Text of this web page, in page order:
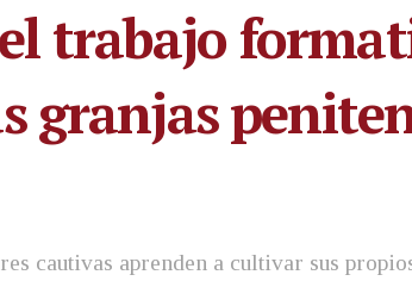
trabajo
granjas
cautivas aprenden a cultivar sus